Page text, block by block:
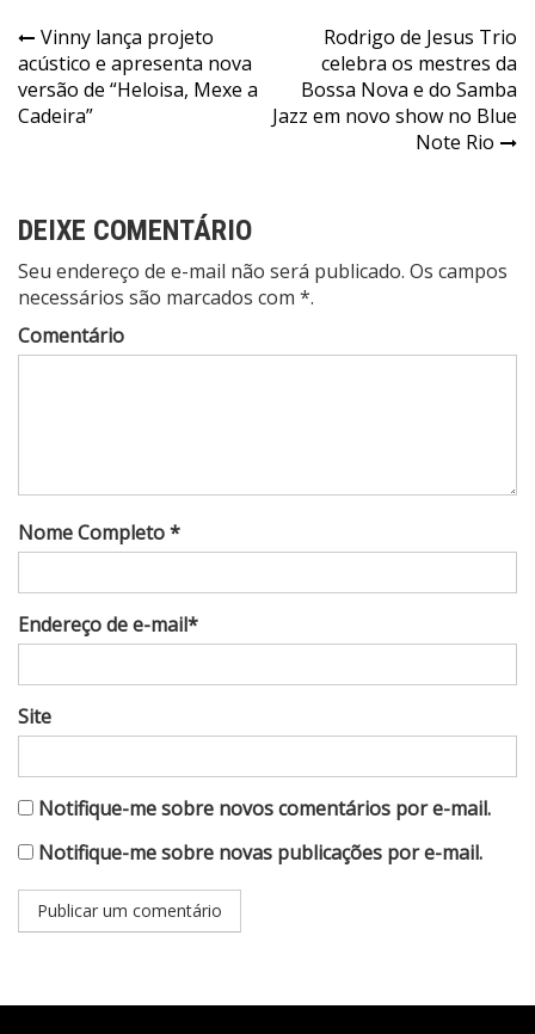
Navegação
de
Post
Vinny lança projeto
acústico e apresenta nova
versão de “Heloisa, Mexe a
Cadeira”
Rodrigo de Jesus Trio
celebra os mestres da
Bossa Nova e do Samba
Jazz em novo show no Blue
Note Rio
DEIXE COMENTÁRIO
Seu endereço de e-mail não será publicado. Os campos
necessários são marcados com *.
Comentário
Nome Completo *
Endereço de e-mail*
Site
Notifique-me sobre novos comentários por e-mail.
Notifique-me sobre novas publicações por e-mail.